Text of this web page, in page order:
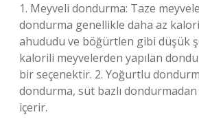
1. Meyveli dondurma: Taze
dondurma genellikle daha az
ahududu ve böğürtlen gibi düşük
kalorili meyvelerden yapılan
bir seçenektir. 2. Yoğurtlu
dondurma, süt bazlı
içerir.